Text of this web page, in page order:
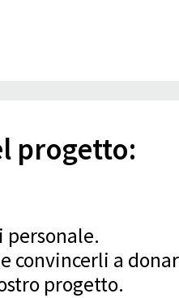
progetto:
personale.
convincerli a
progetto.